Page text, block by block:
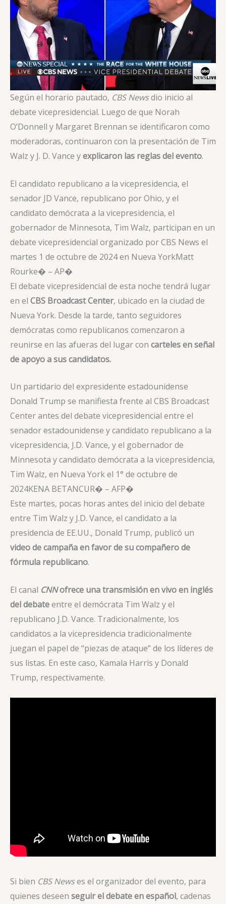
Según el horario pautado, CBS Newsdio inicio al
debate vicepresidencial. Luego de que Norah
O’Donnell y Margaret Brennan se identificaron como
moderadoras, continuaron con la presentación de Tim
Walz y J. D. Vance yexplicaron las reglas del evento.
El candidato republicano a la vicepresidencia, el
senador JD Vance, republicano por Ohio, y el
candidato demócrata a la vicepresidencia, el
gobernador de Minnesota, Tim Walz, participan en un
debate vicepresidencial organizado por CBS News el
martes 1 de octubre de 2024 en Nueva YorkMatt
Rourke� – AP�
El debate vicepresidencial de esta noche tendrá lugar
en el CBS Broadcast Center, ubicado en la ciudad de
Nueva York. Desde la tarde, tanto seguidores
demócratas como republicanos comenzaron a
reunirse en las afueras del lugar con carteles en señal
de apoyo a sus candidatos.
Un partidario del expresidente estadounidense
Donald Trump se manifiesta frente al CBS Broadcast
Center antes del debate vicepresidencial entre el
senador estadounidense y candidato republicano a la
vicepresidencia, J.D. Vance, y el gobernador de
Minnesota y candidato demócrata a la vicepresidencia,
Tim Walz, en Nueva York el 1° de octubre de
2024KENA BETANCUR� – AFP�
Este martes, pocas horas antes del inicio del debate
entre Tim Walz y J.D. Vance, el candidato a la
presidencia de EE.UU., Donald Trump, publicó un
video de campaña en favor de su compañero de
fórmula republicano.
El canal CNNofrece una transmisión en vivo en inglés
del debateentre el demócrata Tim Walz y el
republicano J.D. Vance. Tradicionalmente, los
candidatos a la vicepresidencia tradicionalmente
juegan el papel de “piezas de ataque” de los líderes de
sus listas. En este caso, Kamala Harris y Donald
Trump, respectivamente.
Si bien CBS Newses el organizador del evento, para
quienes deseen seguir el debate en español, cadenas